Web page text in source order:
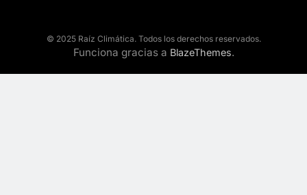
© 2025 Raíz Climática. Todos los derechos reservados.
Funciona gracias a BlazeThemes.